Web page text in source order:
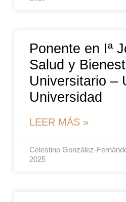
Ponente en Iª
Salud y
Universitario –
Universidad
LEER MÁS »
Celestino González-
2025